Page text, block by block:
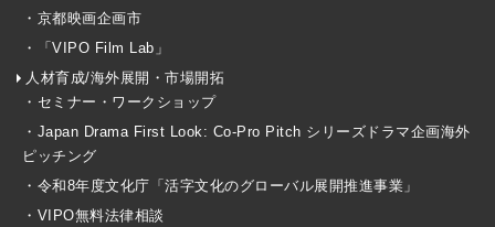
・京都映画企画市
・「VIPO Film Lab」
人材育成/海外展開・市場開拓
・セミナー・ワークショップ
・Japan Drama First Look: Co-Pro Pitch シリーズドラマ企画海外
ピッチング
・令和8年度文化庁「活字文化のグローバル展開推進事業」
・VIPO無料法律相談